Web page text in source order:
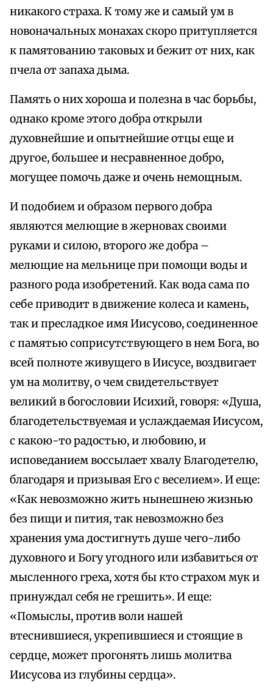
никакого страха. К тому же и самый ум в
новоначальных монахах скоро притупляется
к памятованию таковых и бежит от них, как
пчела от запаха дыма.
Память о них хороша и полезна в час борьбы,
однако кроме этого добра открыли
духовнейшие и опытнейшие отцы еще и
другое, большее и несравненное добро,
могущее помочь даже и очень немощным.
И подобием и образом первого добра
являются мелющие в жерновах своими
руками и силою, второго же добра –
мелющие на мельнице при помощи воды и
разного рода изобретений. Как вода сама по
себе приводит в движение колеса и камень,
так и пресладкое имя Иисусово, соединенное
с памятью соприсутствующего в нем Бога, во
всей полноте живущего в Иисусе, воздвигает
ум на молитву, о чем свидетельствует
великий в богословии Исихий, говоря: «Душа,
благодетельствуемая и услаждаемая Иисусом,
с какою-то радостью, и любовию, и
исповеданием воссылает хвалу Благодетелю,
благодаря и призывая Его с веселием». И еще:
«Как невозможно жить нынешнею жизнью
без пищи и пития, так невозможно без
хранения ума достигнуть душе чего-либо
духовного и Богу угодного или избавиться от
мысленного греха, хотя бы кто страхом мук и
принуждал себя не грешить». И еще:
«Помыслы, против воли нашей
втеснившиеся, укрепившиеся и стоящие в
сердце, может прогонять лишь молитва
Иисусова из глубины сердца».